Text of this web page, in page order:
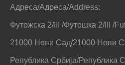
Адреса/Адреса/Address:
Футожска 2/III /Футошка 2/III /
21000 Нови Сад/21000 Нови
Република Србија/Република